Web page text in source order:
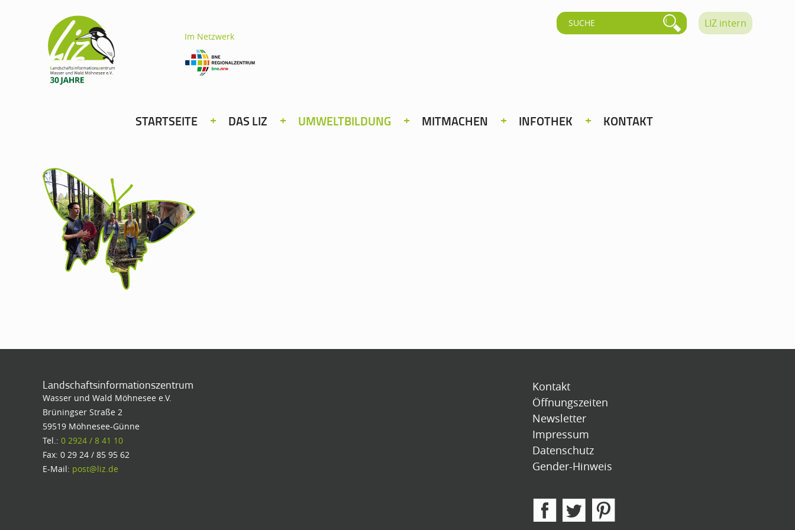
Im Netzwerk
LIZ intern
STARTSEITE DAS LIZ UMWELTBILDUNG MITMACHEN INFOTHEK KONTAKT
Landschaftsinformationszentrum
Wasser und Wald Möhnesee e.V.
Brüningser Straße 2
59519 Möhnesee-Günne
Tel.: 0 2924 / 8 41 10
Fax: 0 29 24 / 85 95 62
E-Mail: post@liz.de
Kontakt
Öffnungszeiten
Newsletter
Impressum
Datenschutz
Gender-Hinweis